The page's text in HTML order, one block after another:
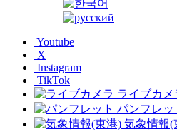
Youtube
X
Instagram
TikTok
ライブカメ
パンフレッ
気象情報(